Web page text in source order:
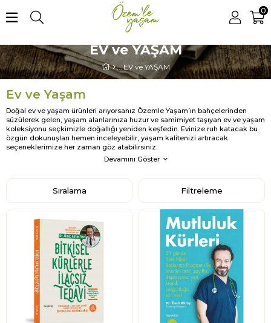
0
EV ve YAŞAM
EV ve YAŞAM
Ev ve Yaşam
Doğal ev ve yaşam ürünleri arıyorsanız Özemle Yaşam’ın bahçelerinden
süzülerek gelen, yaşam alanlarınıza huzur ve samimiyet taşıyan ev ve yaşam
koleksiyonu seçkimizle doğallığı yeniden keşfedin. Evinize ruh katacak bu
özgün dokunuşları hemen inceleyebilir, yaşam kalitenizi artıracak
seçeneklerimize her zaman göz atabilirsiniz.
Devamını Göster
Filtreleme
Sıralama